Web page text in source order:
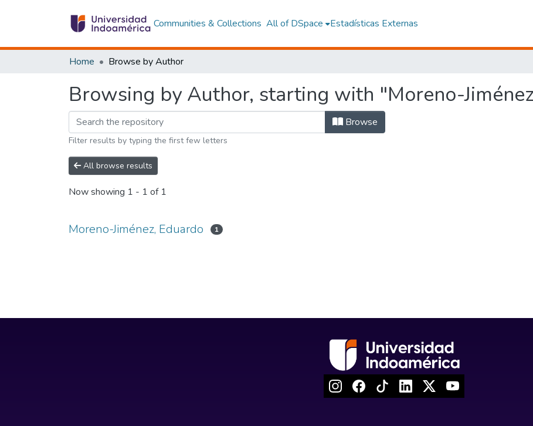
Communities & Collections All of DSpace Estadísticas Externas
Home Browse by Author
Browsing by Author, starting with "Moreno-
Browse
Filter results by typing the first few letters
All browse results
Now showing 1 - 1 of 1
Moreno-Jiménez, Eduardo 1